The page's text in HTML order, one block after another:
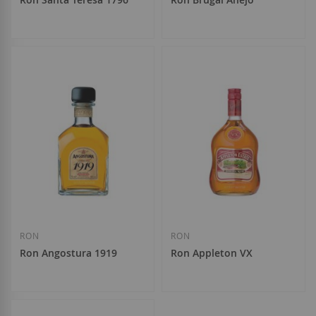
Añadir a la Lista de Deseos Añadir a la Lista
RON
Ron Angostura 1919
RON
Ron Appleton VX